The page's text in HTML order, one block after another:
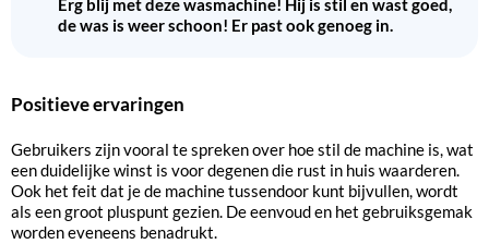
Erg blij met deze wasmachine! Hij is stil en wast goed,
de was is weer schoon! Er past ook genoeg in.
Positieve ervaringen
Gebruikers zijn vooral te spreken over hoe stil de machine is, wat
een duidelijke winst is voor degenen die rust in huis waarderen.
Ook het feit dat je de machine tussendoor kunt bijvullen, wordt
als een groot pluspunt gezien. De eenvoud en het gebruiksgemak
worden eveneens benadrukt.